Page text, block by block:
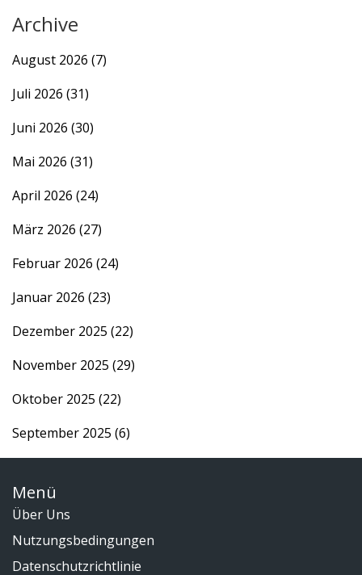
Archive
August 2026 (7)
Juli 2026 (31)
Juni 2026 (30)
Mai 2026 (31)
April 2026 (24)
März 2026 (27)
Februar 2026 (24)
Januar 2026 (23)
Dezember 2025 (22)
November 2025 (29)
Oktober 2025 (22)
September 2025 (6)
Menü
Über Uns
Nutzungsbedingungen
Datenschutzrichtlinie